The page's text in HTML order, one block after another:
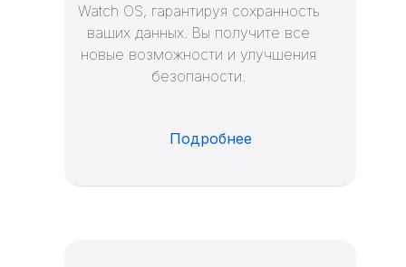
Watch OS, гарантируя сохранность
ваших данных. Вы получите все
новые возможности и улучшения
безопаности.
Подробнее